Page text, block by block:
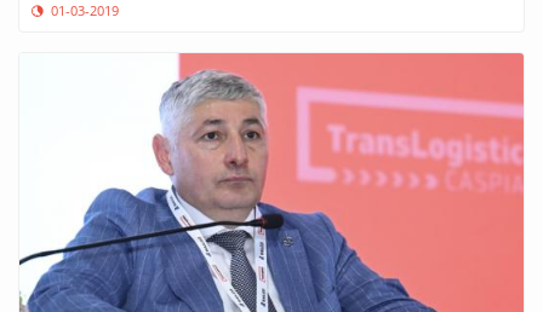
01-03-2019